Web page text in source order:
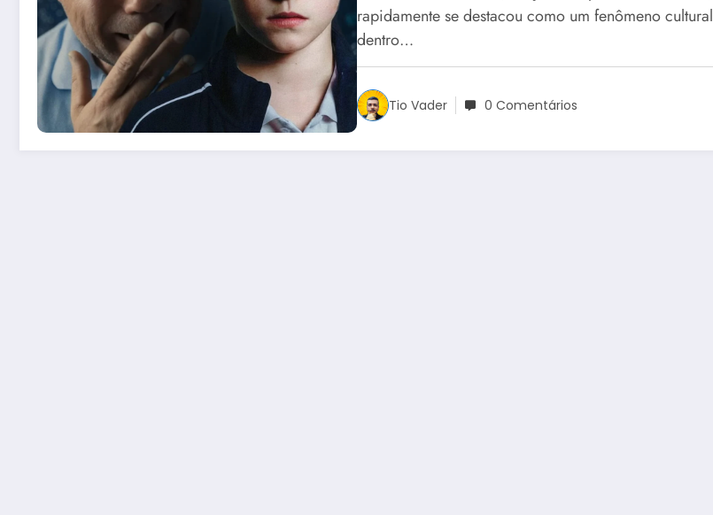
rapidamente se destacou como um fenômeno cultural
dentro…
Tio Vader 0 Comentários